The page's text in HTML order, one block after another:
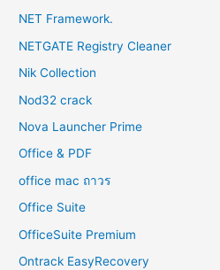
NET Framework.
NETGATE Registry Cleaner
Nik Collection
Nod32 crack
Nova Launcher Prime
Office & PDF
office mac ถาวร
Office Suite
OfficeSuite Premium
Ontrack EasyRecovery